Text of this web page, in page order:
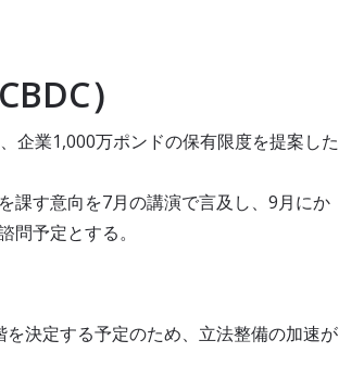
）
企業1,000万ポンドの保有限度を提案した
課す意向を7月の講演で言及し、9月にか
予定とする。
決定する予定のため、立法整備の加速が